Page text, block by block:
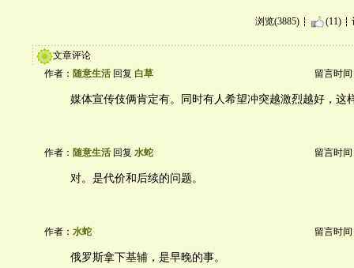
浏览(3885) (11)
文章评论
作者： 随意生活 回复 白草 留言时间
媒体宣传伎俩肯定有。同时有人希望冲突越激烈越好，这
作者： 随意生活 回复 水蛇 留言时间
对。是代价和后续的问题。
作者： 水蛇 留言时间
俄罗斯拿下基辅，是早晚的事。